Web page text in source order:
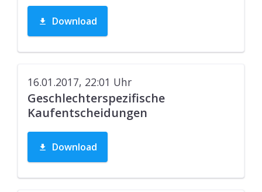
Download
16.01.2017, 22:01 Uhr
Geschlechterspezifische
Kaufentscheidungen
Download